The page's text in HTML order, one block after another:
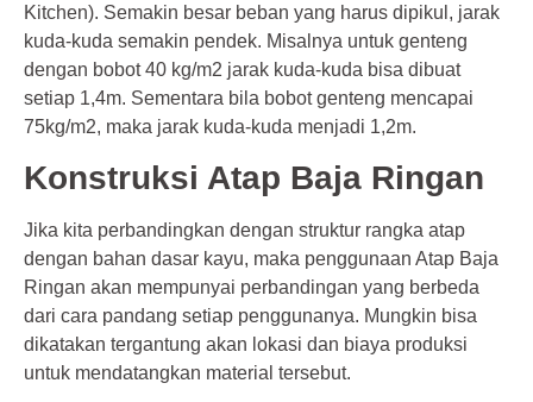
Kitchen). Semakin besar beban yang harus dipikul, jarak
kuda-kuda semakin pendek. Misalnya untuk genteng
dengan bobot 40 kg/m2 jarak kuda-kuda bisa dibuat
setiap 1,4m. Sementara bila bobot genteng mencapai
75kg/m2, maka jarak kuda-kuda menjadi 1,2m.
Konstruksi Atap Baja Ringan
Jika kita perbandingkan dengan struktur rangka atap
dengan bahan dasar kayu, maka penggunaan Atap Baja
Ringan akan mempunyai perbandingan yang berbeda
dari cara pandang setiap penggunanya. Mungkin bisa
dikatakan tergantung akan lokasi dan biaya produksi
untuk mendatangkan material tersebut.